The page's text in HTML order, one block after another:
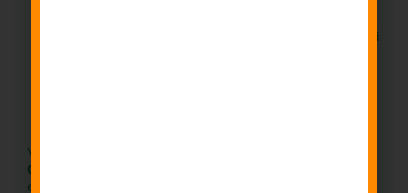
oltre alla data e all'orario fissati per il ritiro dei risultati
Va sottolineato che, in ottemperanza alla
05/06/1990
effettuato